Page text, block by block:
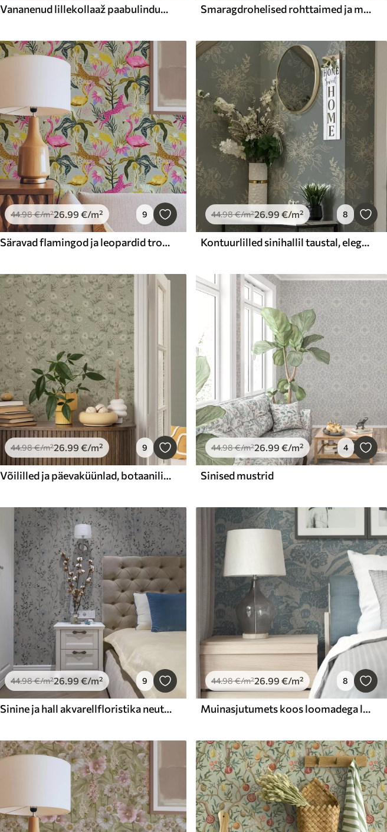
Vananenud lillekollaaž paabulindude ja liblikatega Smaragdrohelised rohttaimed ja marjad, peen botaaniline muster
44.98€/m²26.99 €/m² 9
Säravad flamingod ja leopardid troopiliste taimede keskel
44.98€/m²26.99 €/m² 8
Kontuurlilled sinihallil taustal, elegantne botaaniline muster
44.98€/m²26.99 €/m² 9
Võililled ja päevaküünlad, botaaniline muster halli-rohelisel taustal
44.98€/m²26.99 €/m² 4
Sinised mustrid
44.98€/m²26.99 €/m² 9
Sinine ja hall akvarellfloristika neutraalsel taustal
44.98€/m²26.99 €/m² 8
Muinasjutumets koos loomadega lasteillustratsioonide stiilis